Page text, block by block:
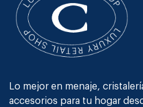
Lo mejor en menaje,
accesorios para tu hogar